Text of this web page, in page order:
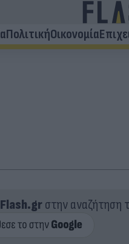
ΠολιτικήΟικονομία
Flash.grστην αναζήτηση